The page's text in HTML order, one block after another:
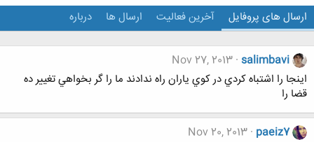
ارسال های پروفایل آخرین فعالیت ارسال ها درباره
salimbavi
Nov 27, 2013
اينجا را اشتباه كردي در كوي ياران راه ندادند ما را گر بخواهي تغيير ده
قضا را
paeiz7
Nov 20, 2013